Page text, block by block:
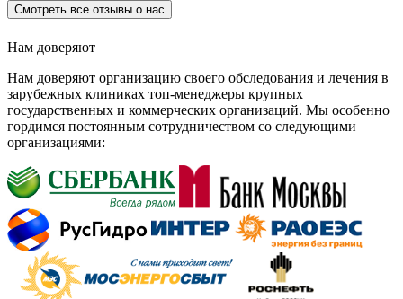
Смотреть все отзывы о нас
Нам доверяют
Нам доверяют организацию своего обследования и лечения в
зарубежных клиниках топ-менеджеры крупных
государственных и коммерческих организаций. Мы особенно
гордимся постоянным сотрудничеством со следующими
организациями: